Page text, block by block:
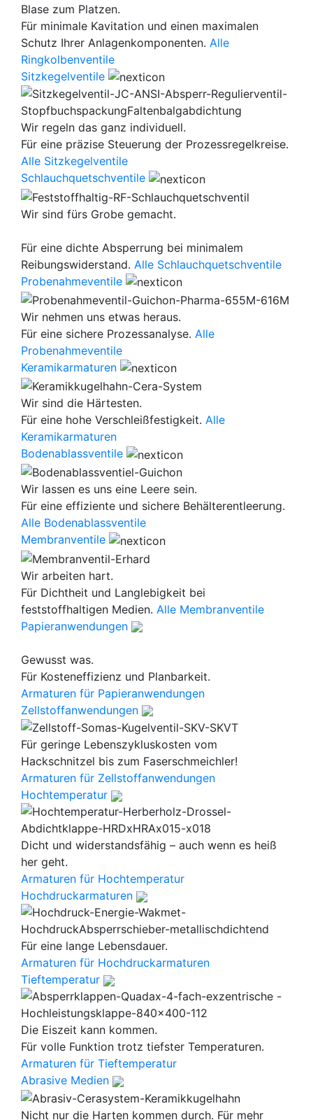
Blase zum Platzen.
Für minimale Kavitation und einen maximalen
Schutz Ihrer Anlagenkomponenten. Alle
Ringkolbenventile
Sitzkegelventile
Wir regeln das ganz individuell.
Für eine präzise Steuerung der Prozessregelkreise.
Alle Sitzkegelventile
Schlauchquetschventile
Wir sind fürs Grobe gemacht.
Für eine dichte Absperrung bei minimalem
Reibungswiderstand. Alle Schlauchquetschventile
Probenahmeventile
Wir nehmen uns etwas heraus.
Für eine sichere Prozessanalyse. Alle
Probenahmeventile
Keramikarmaturen
Wir sind die Härtesten.
Für eine hohe Verschleißfestigkeit. Alle
Keramikarmaturen
Bodenablassventile
Wir lassen es uns eine Leere sein.
Für eine effiziente und sichere Behälterentleerung.
Alle Bodenablassventile
Membranventile
Wir arbeiten hart.
Für Dichtheit und Langlebigkeit bei
feststoffhaltigen Medien. Alle Membranventile
Papieranwendungen
Gewusst was.
Für Kosteneffizienz und Planbarkeit.
Armaturen für Papieranwendungen
Zellstoffanwendungen
Für geringe Lebenszykluskosten vom
Hackschnitzel bis zum Faserschmeichler!
Armaturen für Zellstoffanwendungen
Hochtemperatur
Dicht und widerstandsfähig – auch wenn es heiß
her geht.
Armaturen für Hochtemperatur
Hochdruckarmaturen
Für eine lange Lebensdauer.
Armaturen für Hochdruckarmaturen
Tieftemperatur
Die Eiszeit kann kommen.
Für volle Funktion trotz tiefster Temperaturen.
Armaturen für Tieftemperatur
Abrasive Medien
Nicht nur die Harten kommen durch. Für mehr